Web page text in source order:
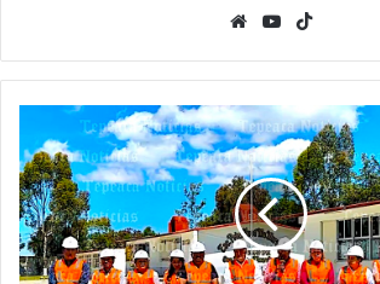
WebsiteYouTube
Beneficiará
Velázquez
Romero
a
primaria
con
barda